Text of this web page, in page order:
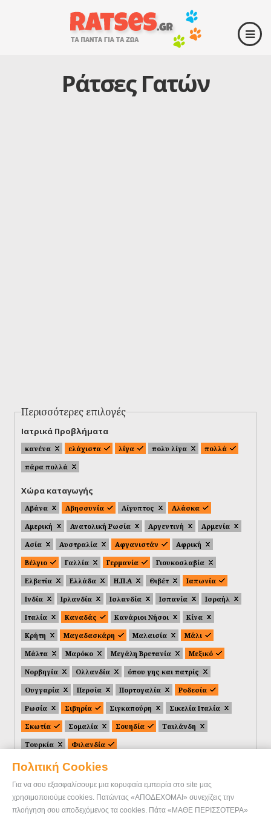
Πολιτική Cookies
Για να σου εξασφαλίσουμε μια κορυφαία εμπειρία στο site μας
χρησιμοποιούμε cookies. Πατώντας «ΑΠΟΔΕΧΟΜΑΙ» συνεχίζεις την
πλοήγηση σου αποδεχόμενος τα cookies. Πάτα «ΜΑΘΕ ΠΕΡΙΣΣΟΤΕΡΑ»
Ράτσες Γατών
Περισσότερες επιλογές
Ιατρικά Προβλήματα
κανένα ελάχιστα λίγα πολυ λίγα
πολλά
πάρα πολλά
Χώρα καταγωγής
Αβάνα Αβησσυνία Αίγυπτος
Αλάσκα
Αμερική
Ανατολική Ρωσία Αργεντινή
Αρμενία
Ασία
Αυστραλία Αφγανιστάν
Αφρική
Βέλγιο
Γαλλία Γερμανία
Γιουκοσλαβία
Ελβετία
Ελλάδα Η.Π.Α Θιβέτ
Ιαπωνία
Ινδία
Ιρλανδία Ισλανδία Ισπανία
Ισραήλ
Ιταλία
Καναδάς Κανάριοι Νήσοι
Κίνα
Κρήτη
Μαγαδασκάρη Μαλαισία
Μάλι
Μάλτα
Μαρόκο Μεγάλη Βρετανία
Μεξικό
Νορβηγία
Ολλανδία
όπου γης και πατρίς
Ουγγαρία
Περσία Πορτογαλία
Ροδεσία
Ρωσία
Σιβηρία Σιγκαπούρη
Σικελία Ιταλία
Σκωτία
Σομαλία Σουηδία
Ταιλάνδη
Τουρκία
Φιλανδία